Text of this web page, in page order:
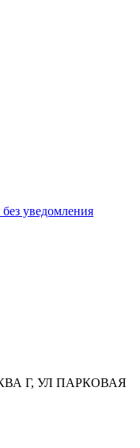
уведомления
Г, УЛ ПАРКОВАЯ